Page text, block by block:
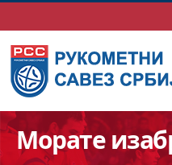
Морате